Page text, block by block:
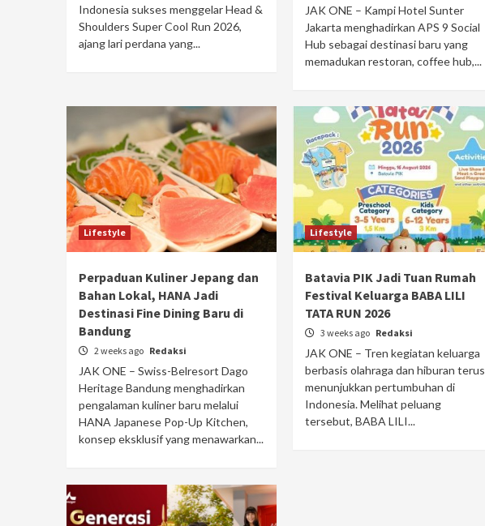
Indonesia sukses menggelar Head &
Shoulders Super Cool Run 2026,
ajang lari perdana yang...
JAK ONE – Kampi Hotel Sunter
Jakarta menghadirkan APS 9 Social
Hub sebagai destinasi baru yang
memadukan restoran, coffee hub,...
Lifestyle
Perpaduan Kuliner Jepang dan
Bahan Lokal, HANA Jadi
Destinasi Fine Dining Baru di
Bandung
2 weeks ago Redaksi
JAK ONE – Swiss-Belresort Dago
Heritage Bandung menghadirkan
pengalaman kuliner baru melalui
HANA Japanese Pop-Up Kitchen,
konsep eksklusif yang menawarkan...
Lifestyle
Batavia PIK Jadi Tuan Rumah
Festival Keluarga BABA LILI
TATA RUN 2026
3 weeks ago Redaksi
JAK ONE – Tren kegiatan keluarga
berbasis olahraga dan hiburan terus
menunjukkan pertumbuhan di
Indonesia. Melihat peluang
tersebut, BABA LILI...